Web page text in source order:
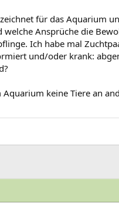
für das Aquarium
Ansprüche die
Ich habe mal
und/oder krank:
keine Tiere an